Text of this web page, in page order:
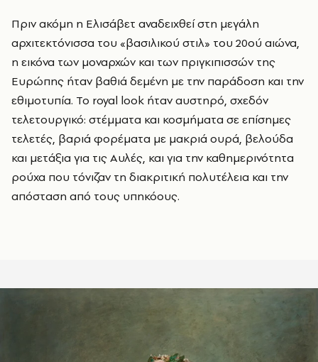
Πριν ακόμη η Ελισάβετ αναδειχθεί στη μεγάλη
αρχιτεκτόνισσα του «βασιλικού στιλ» του 20ού αιώνα,
η εικόνα των μοναρχών και των πριγκιπισσών της
Ευρώπης ήταν βαθιά δεμένη με την παράδοση και την
εθιμοτυπία. Το royal look ήταν αυστηρό, σχεδόν
τελετουργικό: στέμματα και κοσμήματα σε επίσημες
τελετές, βαριά φορέματα με μακριά ουρά, βελούδα
και μετάξια για τις Αυλές, και για την καθημερινότητα
ρούχα που τόνιζαν τη διακριτική πολυτέλεια και την
απόσταση από τους υπηκόους.